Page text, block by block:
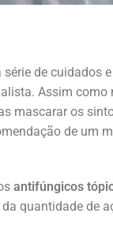
de cuidados
Assim como
mascarar os
de um
antifúngicos
quantidade de